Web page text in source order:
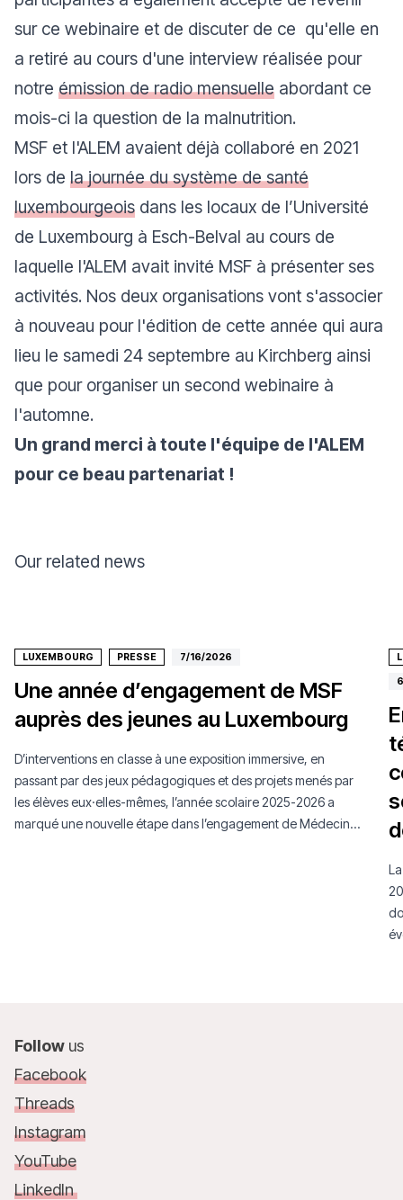
sur ce webinaire et de discuter de ce qu'elle en
a retiré au cours d'une interview réalisée pour
notre émission de radio mensuelle abordant ce
mois-ci la question de la malnutrition.
MSF et l'ALEM avaient déjà collaboré en 2021
lors de la journée du système de santé
luxembourgeois dans les locaux de l’Université
de Luxembourg à Esch-Belval au cours de
laquelle l'ALEM avait invité MSF à présenter ses
activités. Nos deux organisations vont s'associer
à nouveau pour l'édition de cette année qui aura
lieu le samedi 24 septembre au Kirchberg ainsi
que pour organiser un second webinaire à
l'automne.
Un grand merci à toute l'équipe de l'ALEM
pour ce beau partenariat !
Our related news
LUXEMBOURG PRESSE 7/16/2026
Une année d’engagement de MSF
auprès des jeunes au Luxembourg
D’interventions en classe à une exposition immersive, en
passant par des jeux pédagogiques et des projets menés par
les élèves eux·elles-mêmes, l’année scolaire 2025-2026 a
marqué une nouvelle étape dans l’engagement de Médecins
Follow us
Facebook
Threads
Instagram
YouTube
LinkedIn